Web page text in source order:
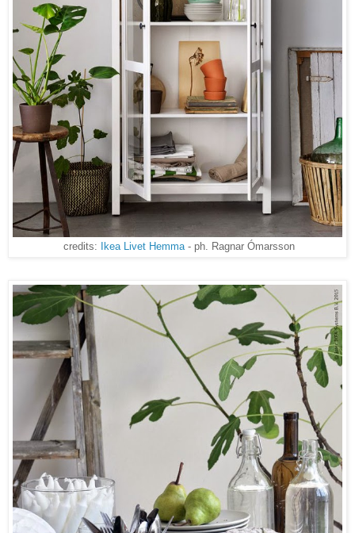
credits: Ikea Livet Hemma- ph. Ragnar Ómarsson